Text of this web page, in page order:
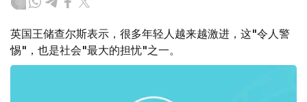
英国王储查尔斯表示，很多年轻人越来越激进，这"令人警
惕"，也是社会"最大的担忧"之一。